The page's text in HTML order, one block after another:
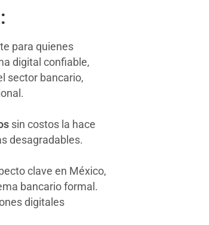
para quienes
digital confiable,
sector bancario,
sin costos la hace
desagradables.
clave en México,
bancario formal.
digitales